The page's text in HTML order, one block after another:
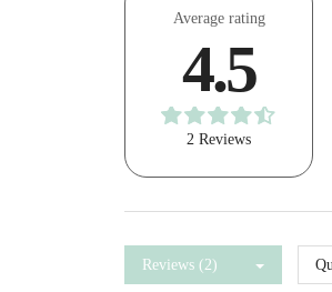
Average rating
4.5
2 Reviews
Reviews (2)